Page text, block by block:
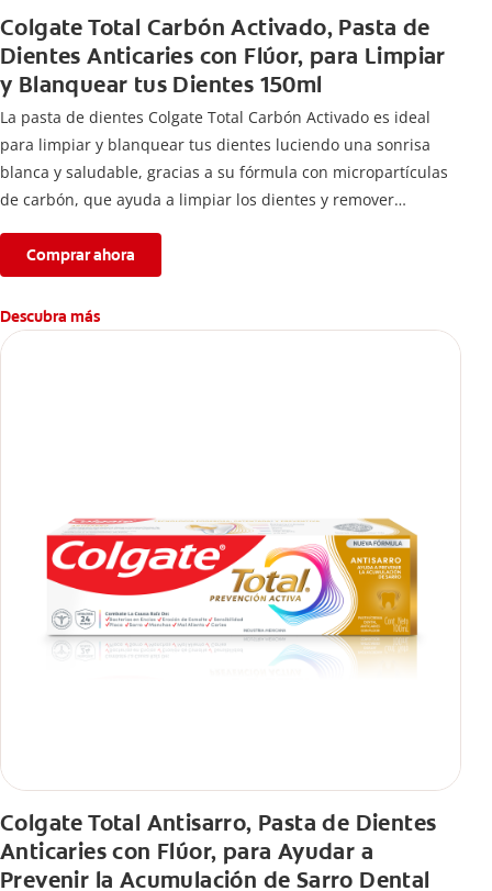
Colgate Total Carbón Activado, Pasta de
Dientes Anticaries con Flúor, para Limpiar
y Blanquear tus Dientes 150ml
La pasta de dientes Colgate Total Carbón Activado es ideal
para limpiar y blanquear tus dientes luciendo una sonrisa
blanca y saludable, gracias a su fórmula con micropartículas
de carbón, que ayuda a limpiar los dientes y remover
Comprar ahora
Descubra más
Colgate Total Antisarro, Pasta de Dientes
Anticaries con Flúor, para Ayudar a
Prevenir la Acumulación de Sarro Dental